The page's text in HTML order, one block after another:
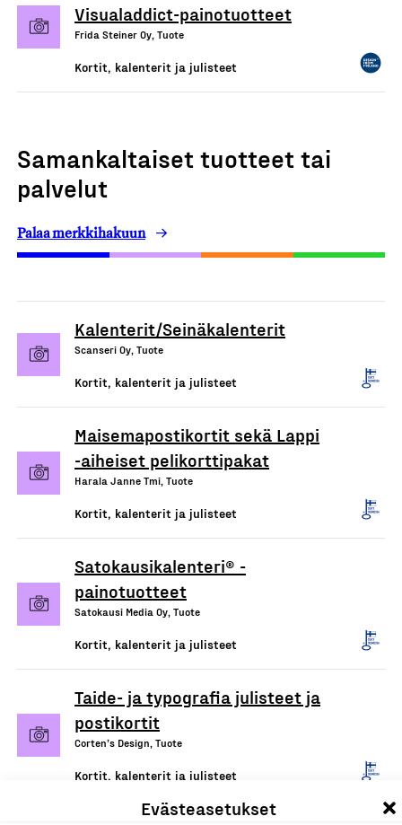
Evästeasetukset
Visualaddict-painotuotteet
Frida Steiner Oy, Tuote
Kortit, kalenterit ja julisteet
Samankaltaiset tuotteet tai
palvelut
Palaa merkkihakuun
Kalenterit/Seinäkalenterit
Scanseri Oy, Tuote
Kortit, kalenterit ja julisteet
Maisemapostikortit sekä Lappi
-aiheiset pelikorttipakat
Harala Janne Tmi, Tuote
Kortit, kalenterit ja julisteet
Satokausikalenteri® -
painotuotteet
Satokausi Media Oy, Tuote
Kortit, kalenterit ja julisteet
Taide- ja typografia julisteet ja
postikortit
Corten’s Design, Tuote
Kortit, kalenterit ja julisteet